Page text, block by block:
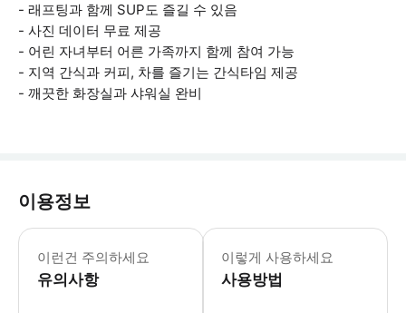
- 래프팅과 함께 SUP도 즐길 수 있음
- 사진 데이터 무료 제공
- 어린 자녀부터 어른 가족까지 함께 참여 가능
- 지역 간식과 커피, 차를 즐기는 간식타임 제공
- 깨끗한 화장실과 샤워실 완비
이용정보
이런건 주의하세요
유의사항
4세부터 참가 가능합니다. 다만, 12세
이렇게 사용하세요
사용방법